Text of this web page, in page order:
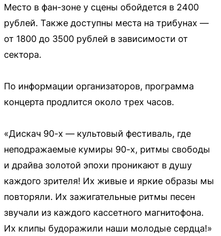
Место в фан-зоне у сцены обойдется в 2400
рублей. Также доступны места на трибунах —
от 1800 до 3500 рублей в зависимости от
сектора.
По информации организаторов, программа
концерта продлится около трех часов.
«Дискач 90-х — культовый фестиваль, где
неподражаемые кумиры 90-х, ритмы свободы
и драйва золотой эпохи проникают в душу
каждого зрителя! Их живые и яркие образы мы
повторяли. Их зажигательные ритмы песен
звучали из каждого кассетного магнитофона.
Их клипы будоражили наши молодые сердца!»